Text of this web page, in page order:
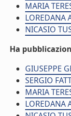
MARIA
LOREDANA
NICASIO
Ha
GIUSEPPE
SERGIO
MARIA
LOREDANA